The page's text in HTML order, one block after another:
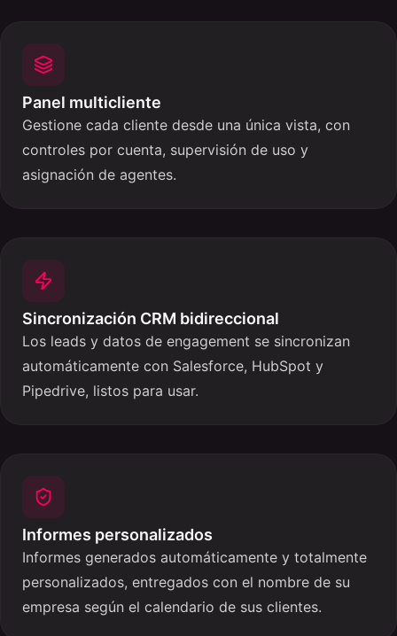
Panel multicliente
Gestione cada cliente desde una única vista, con
controles por cuenta, supervisión de uso y
asignación de agentes.
Sincronización CRM bidireccional
Los leads y datos de engagement se sincronizan
automáticamente con Salesforce, HubSpot y
Pipedrive, listos para usar.
Informes personalizados
Informes generados automáticamente y totalmente
personalizados, entregados con el nombre de su
empresa según el calendario de sus clientes.